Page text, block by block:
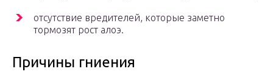
отсутствие вредителей, которые заметно
тормозят рост алоэ.
Причины гниения